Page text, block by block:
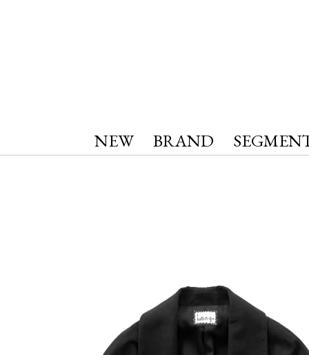
NEW BRAND